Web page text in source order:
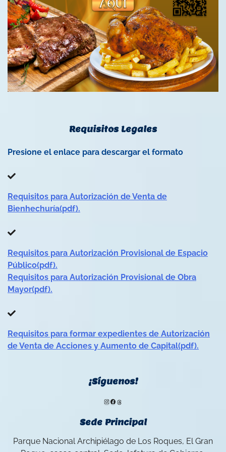
Requisitos Legales
Presione el enlace para descargar el formato
Requisitos para Autorización de Venta de
Bienhechuría(pdf).
Requisitos para Autorización Provisional de Espacio
Público(pdf).
Requisitos para Autorización Provisional de Obra
Mayor(pdf).
Requisitos para formar expedientes de Autorización
de Venta de Acciones y Aumento de Capital(pdf).
¡Síguenos!
Instagram
Facebook
Threads
Sede Principal
Parque Nacional Archipiélago de Los Roques, El Gran